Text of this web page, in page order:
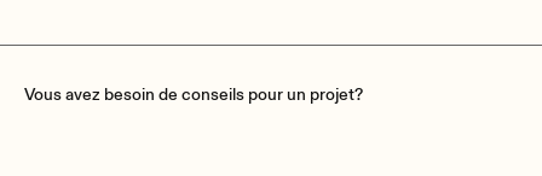
Vous avez besoin de conseils pour un projet?